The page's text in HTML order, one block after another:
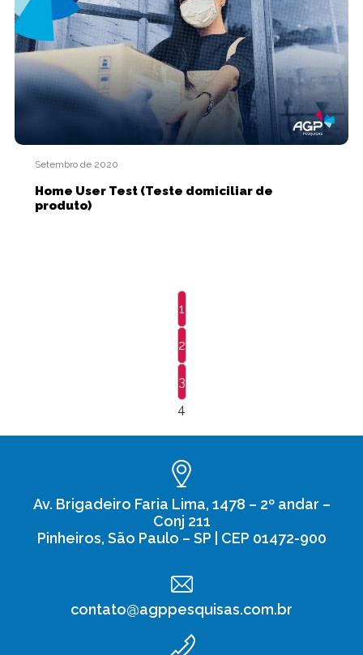
Setembro de 2020
Home User Test (Teste domiciliar de
produto)
1
2
3
4
Av. Brigadeiro Faria Lima, 1478 – 2º andar –
Conj 211
Pinheiros, São Paulo – SP | CEP 01472-900
contato@agppesquisas.com.br